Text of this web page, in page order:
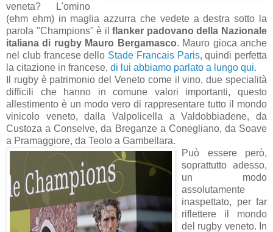
veneta? L'omino
(ehm ehm) in maglia azzurra che vedete a destra sotto la
parola "Champions" è ilflanker padovano della Nazionale
italiana di rugby Mauro Bergamasco. Mauro gioca anche
nel club francese dello Stade Francais Paris, quindi perfetta
la citazione in francese, di lui abbiamo parlato a lungo qui.
Il rugby è patrimonio del Veneto come il vino, due specialità
difficili che hanno in comune valori importanti, questo
allestimento è un modo vero di rappresentare tutto il mondo
vinicolo veneto, dalla Valpolicella a Valdobbiadene, da
Custoza a Conselve, da Breganze a Conegliano, da Soave
a Pramaggiore, da Teolo a Gambellara.
Può essere però,
soprattutto adesso,
un modo
assolutamente
inaspettato, per far
riflettere il mondo
del rugby veneto. In